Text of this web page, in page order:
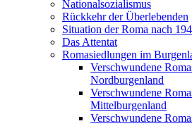
Nationalsozialismus
Rückkehr der Überlebenden
Situation der Roma nach
Das Attentat
Romasiedlungen im
Verschwundene
Nordburgenland
Verschwundene
Mittelburgenland
Verschwundene